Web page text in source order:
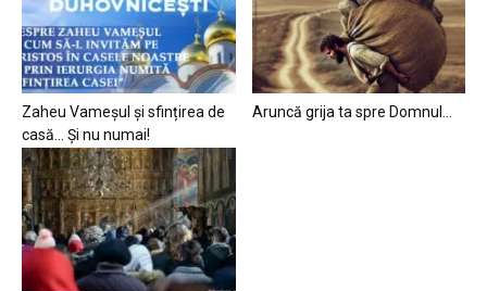
Zaheu Vameșul și sfințirea de
casă… Și nu numai!
Aruncă grija ta spre Domnul…